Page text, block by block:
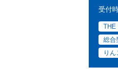
受付
THE
総合
りん